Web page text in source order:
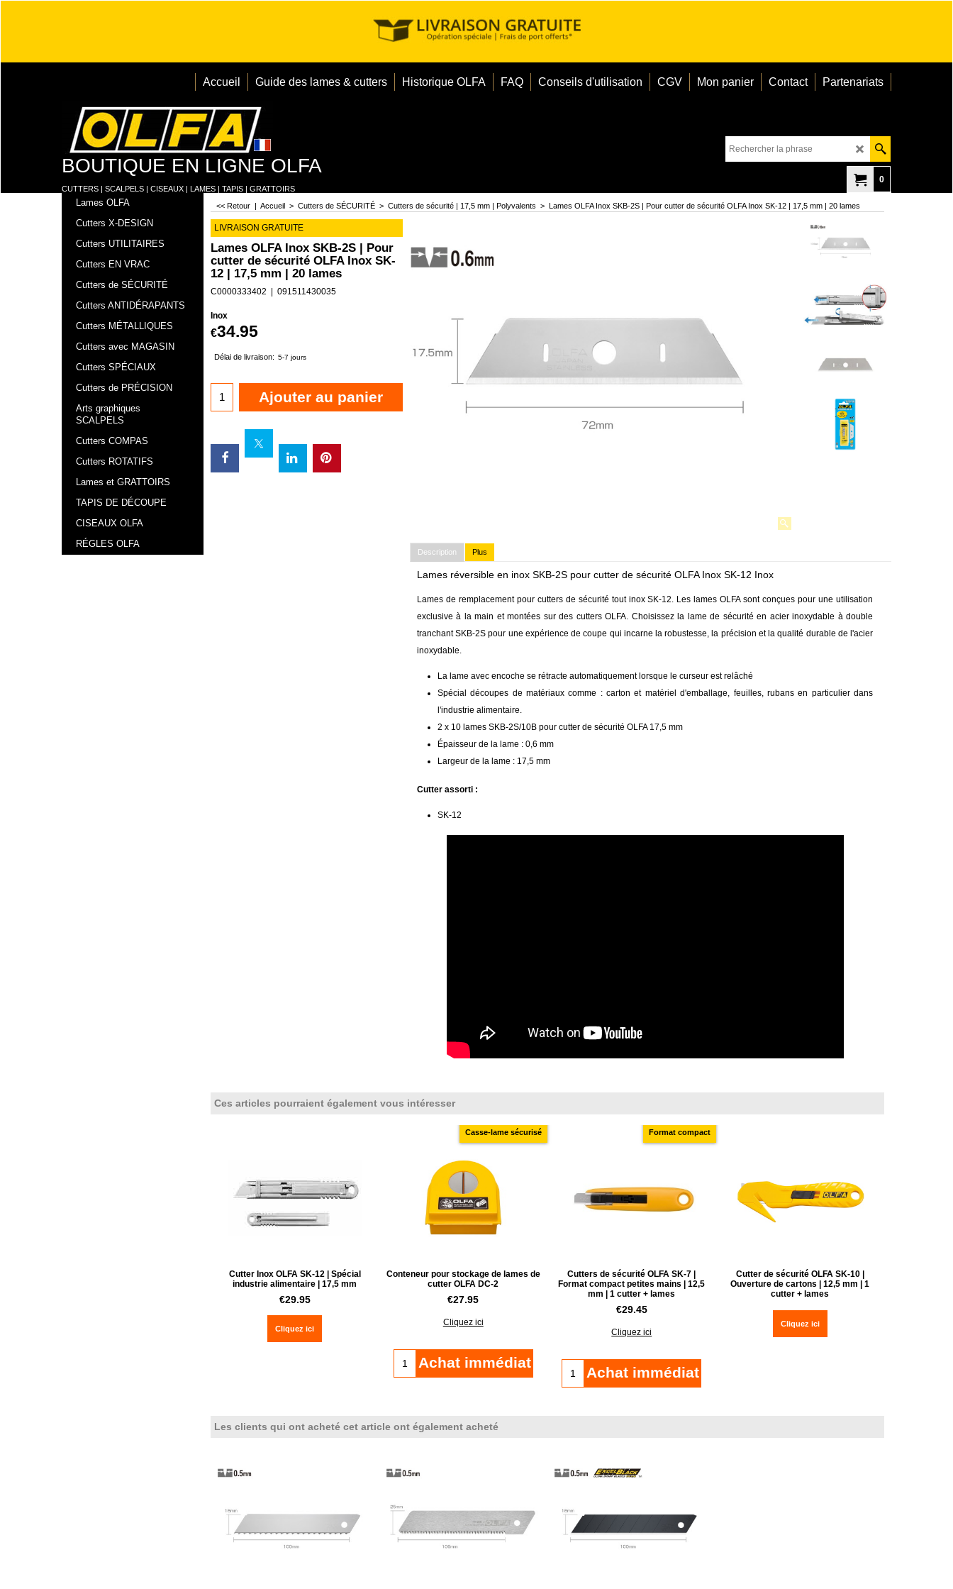
Accueil Guide des lames & cutters Historique OLFA FAQ Conseils d'utilisation CGV Mon panier Contact Partenariats
BOUTIQUE EN LIGNE OLFA
CUTTERS | SCALPELS | CISEAUX | LAMES | TAPIS | GRATTOIRS
0
Lames OLFA
Cutters X-DESIGN
Cutters UTILITAIRES
Cutters EN VRAC
Cutters de SÉCURITÉ
Cutters ANTIDÉRAPANTS
Cutters MÉTALLIQUES
Cutters avec MAGASIN
Cutters SPÉCIAUX
Cutters de PRÉCISION
Arts graphiques
SCALPELS
Cutters COMPAS
Cutters ROTATIFS
Lames et GRATTOIRS
TAPIS DE DÉCOUPE
CISEAUX OLFA
RÉGLES OLFA
<< Retour | Accueil > Cutters de SÉCURITÉ > Cutters de sécurité | 17,5 mm | Polyvalents > Lames OLFA Inox SKB-2S | Pour cutter de sécurité OLFA Inox SK-12 | 17,5 mm | 20 lames
LIVRAISON GRATUITE
Lames OLFA Inox SKB-2S | Pour
cutter de sécurité OLFA Inox SK-
12 | 17,5 mm | 20 lames
C0000333402 091511430035
Inox
€34.95
Délai de livraison: 5-7 jours
Ajouter au panier
Description Plus
Lames réversible en inox SKB-2S pour cutter de sécurité OLFA Inox SK-12 Inox
Lames de remplacement pour cutters de sécurité tout inox SK-12. Les lames OLFA sont conçues pour une utilisation
exclusive à la main et montées sur des cutters OLFA. Choisissez la lame de sécurité en acier inoxydable à double
tranchant SKB-2S pour une expérience de coupe qui incarne la robustesse, la précision et la qualité durable de l'acier
inoxydable.
La lame avec encoche se rétracte automatiquement lorsque le curseur est relâché
Spécial découpes de matériaux comme : carton et matériel d'emballage, feuilles, rubans en particulier dans
l'industrie alimentaire.
2 x 10 lames SKB-2S/10B pour cutter de sécurité OLFA 17,5 mm
Épaisseur de la lame : 0,6 mm
Largeur de la lame : 17,5 mm
Cutter assorti :
SK-12
Ces articles pourraient également vous intéresser
Cutter Inox OLFA SK-12 | Spécial
industrie alimentaire | 17,5 mm
€29.95
Cliquez ici
Casse-lame sécurisé
Conteneur pour stockage de lames de
cutter OLFA DC-2
€27.95
Cliquez ici
Achat immédiat
Format compact
Cutters de sécurité OLFA SK-7 |
Format compact petites mains | 12,5
mm | 1 cutter + lames
€29.45
Cliquez ici
Achat immédiat
Cutter de sécurité OLFA SK-10 |
Ouverture de cartons | 12,5 mm | 1
cutter + lames
Cliquez ici
Les clients qui ont acheté cet article ont également acheté